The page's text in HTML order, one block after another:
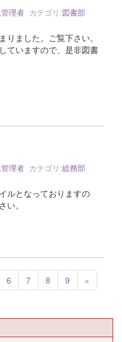
理者 カテゴリ:図書部
ました。ご覧下さい。
ていますので、是非図書
理者 カテゴリ:総務部
ルとなっておりますの
。
6 7 8 9 »